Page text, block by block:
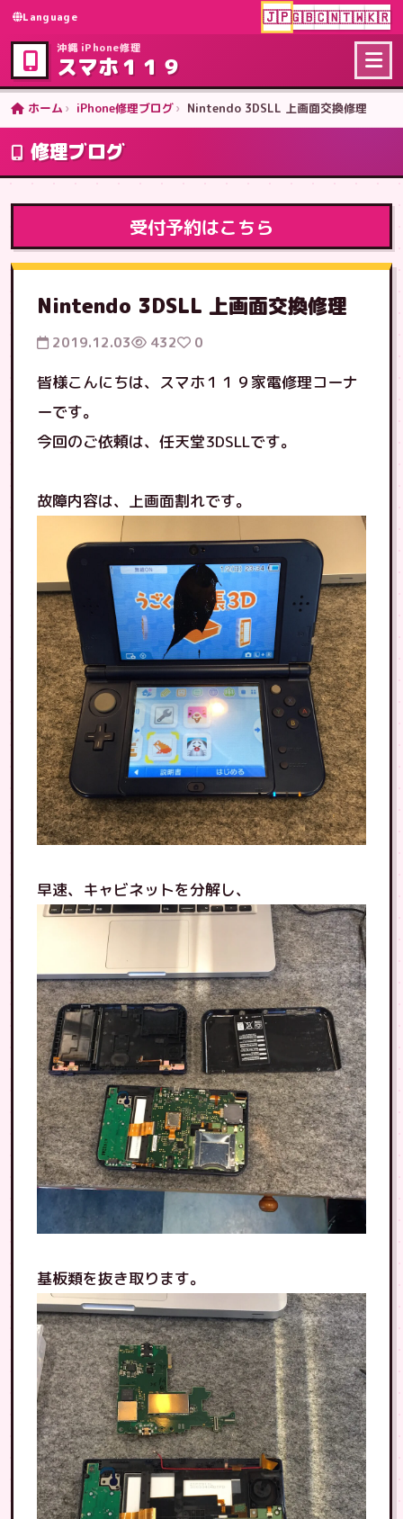
Language 🇯🇵🇬🇧🇨🇳🇹🇼🇰🇷
沖縄 iPhone修理
スマホ１１９
ホーム iPhone修理ブログ Nintendo 3DSLL 上画面交換修理
修理ブログ
受付予約はこちら
Nintendo 3DSLL 上画面交換修理
2019.12.03 432 0
皆様こんにちは、スマホ１１９家電修理コーナ
ーです。
今回のご依頼は、任天堂3DSLLです。
故障内容は、上画面割れです。
早速、キャビネットを分解し、
基板類を抜き取ります。